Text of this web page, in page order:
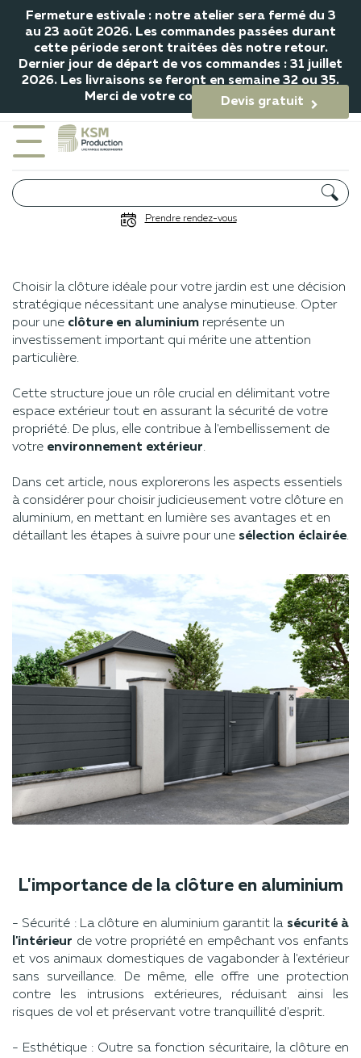
Fermeture estivale : notre atelier sera fermé du 3
au 23 août 2026. Les commandes passées durant
cette période seront traitées dès notre retour.
Dernier jour de départ de vos commandes : 31 juillet
2026. Les livraisons se feront en semaine 32 ou 35.
Merci de votre compréhension.

Prendre rendez-vous
Comment choisir la bonne
clôture en aluminium ?
Choisir la clôture idéale pour votre jardin est une décision
stratégique nécessitant une analyse minutieuse. Opter
pour une clôture en aluminium représente un
investissement important qui mérite une attention
particulière.
Cette structure joue un rôle crucial en délimitant votre
espace extérieur tout en assurant la sécurité de votre
propriété. De plus, elle contribue à l'embellissement de
votre environnement extérieur.
Dans cet article, nous explorerons les aspects essentiels
à considérer pour choisir judicieusement votre clôture en
aluminium, en mettant en lumière ses avantages et en
détaillant les étapes à suivre pour une sélection éclairée.
L'importance de la clôture en aluminium
- Sécurité : La clôture en aluminium garantit la sécurité à
l'intérieur de votre propriété en empêchant vos enfants
et vos animaux domestiques de vagabonder à l'extérieur
sans surveillance. De même, elle offre une protection
contre les intrusions extérieures, réduisant ainsi les
risques de vol et préservant votre tranquillité d'esprit.
- Esthétique : Outre sa fonction sécuritaire, la clôture en
Devis gratuit